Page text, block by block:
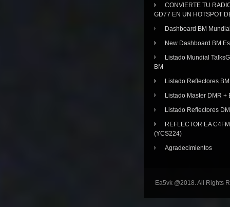
CONVIERTE TU
GD77 EN UN HOTSPOT
Dashboard BM
New Dashboard BM
Listado Mundial
BM
Listado Reflectores BM
Listado Master DMR +
Listado Reflectores
REFLECTOR EA
(YCS224)
Agradecimientos
Ea5vk @2018. All Rights